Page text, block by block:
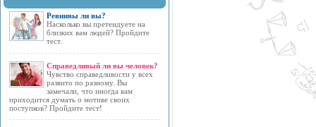
Ревнивы ли вы?
Насколько вы претендуете на
близких вам людей? Пройдите
тест.
Справедливый ли вы человек?
Чувство справедливости у всех
развито по разному. Вы
замечали, что иногда вам
приходится думать о мотиве своих
поступков? Пройдите тест!